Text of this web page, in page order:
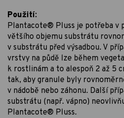
Použití:
Plantacote® Pluss je potřeba v
většího objemu substrátu
v substrátu před výsadbou. V
vrstvy na půdě lze během
k rostlinám a to alespoň 2 až 5
tak, aby granule byly
v nádobě nebo záhonu. Další
substrátu (např. vápno)
Plantacote® Pluss.